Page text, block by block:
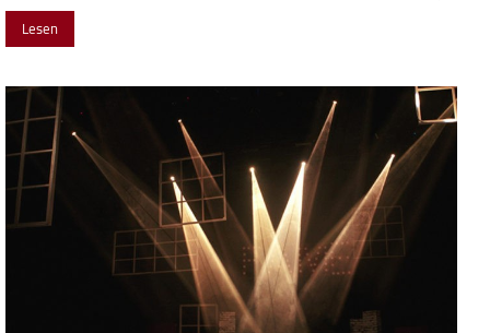
Lesen